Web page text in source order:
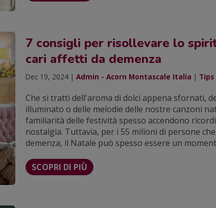
7 consigli per risollevare lo
cari affetti da demenza
Dec 19, 2024 |Admin - Acorn Montascale Italia |
Che si tratti dell'aroma di dolci appena sfornati,
illuminato o delle melodie delle nostre canzoni
familiarità delle festività spesso accendono
nostalgia. Tuttavia, per i 55 milioni di persone
demenza, il Natale può spesso essere un
SCOPRI DI PIÙ